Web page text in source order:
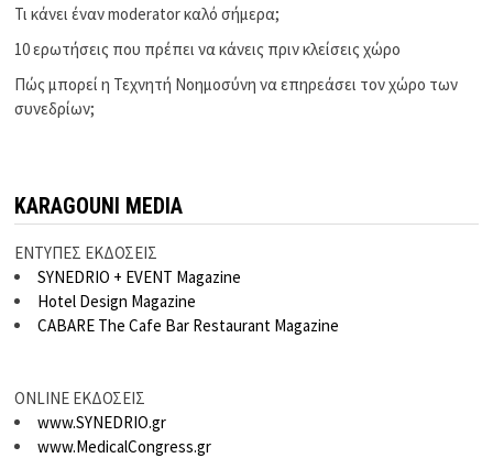
Τι κάνει έναν moderator καλό σήμερα;
10 ερωτήσεις που πρέπει να κάνεις πριν κλείσεις χώρο
Πώς μπορεί η Τεχνητή Νοημοσύνη να επηρεάσει τον χώρο των
συνεδρίων;
KARAGOUNI MEDIA
ΕΝΤΥΠΕΣ ΕΚΔΟΣΕΙΣ
SYNEDRIO + EVENT Magazine
Hotel Design Magazine
CABARE The Cafe Bar Restaurant Magazine
ONLINE ΕΚΔΟΣΕΙΣ
www.SYNEDRIO.gr
www.MedicalCongress.gr